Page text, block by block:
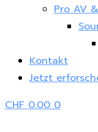
Pro AV
Kontakt
Jetzt
CHF0.00 0